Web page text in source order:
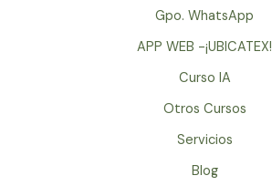
Gpo. WhatsApp
APP WEB -¡UBICATEX!
Curso IA
Otros Cursos
Servicios
Blog